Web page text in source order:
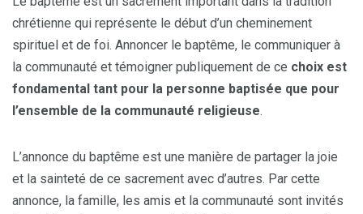
chrétienne qui représente le début d’un cheminement
spirituel et de foi. Annoncer le baptême, le communiquer à
la communauté et témoigner publiquement de ce choix est
fondamental tant pour la personne baptisée que pour
l’ensemble de la communauté religieuse.
L’annonce du baptême est une manière de partager la joie
et la sainteté de ce sacrement avec d’autres. Par cette
annonce, la famille, les amis et la communauté sont invités